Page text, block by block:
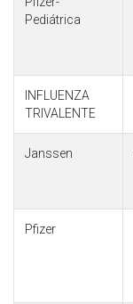
Pediátrica
INFLUENZA
TRIVALENTE
Janssen
Pfizer